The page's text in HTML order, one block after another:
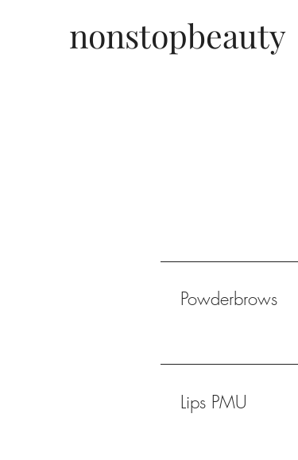
nonstopbeauty
Powderbrows
Lips PMU